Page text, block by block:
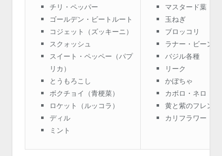
チリ・ペッパー
ゴールデン・ビートルート
コジェット（ズッキーニ）
スクォッシュ
スイート・ペッペー（パプ
リカ）
とうもろこし
ボクチョイ（青梗菜）
ロケット（ルッコラ）
ディル
ミント
マスタード葉
玉ねぎ
ブロッコリ
ラナー・ビーンズ
バジル各種
リーク
かぼちゃ
カボロ・ネロ
黄と紫のフレン
カリフラワー